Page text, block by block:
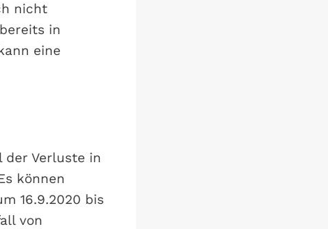
nicht
in
eine
der Verluste in
können
16.9.2020 bis
von